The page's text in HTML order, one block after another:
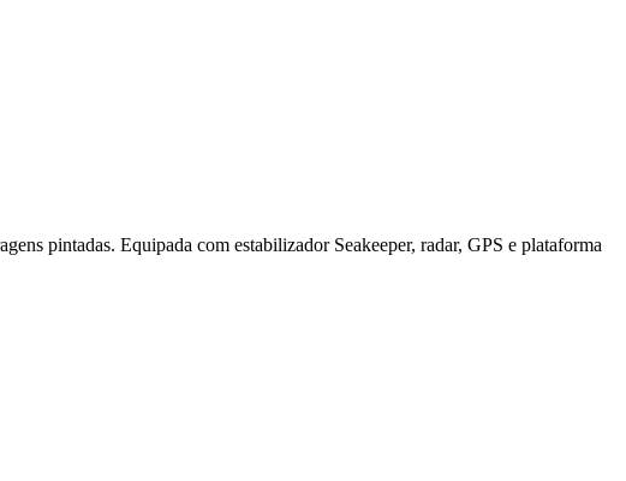
pintadas. Equipada com estabilizador Seakeeper, radar, GPS e plataforma